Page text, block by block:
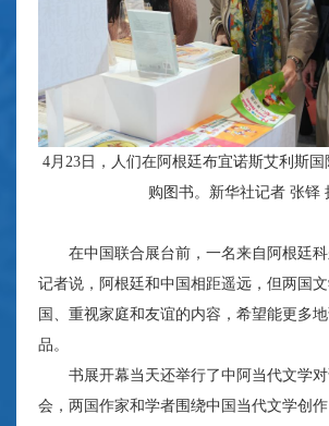
4月23日，人们在阿根廷布宜诺斯艾利斯
购图书。新华社记者 张铎
在中国联合展台前，一名来自阿根廷
记者说，阿根廷和中国相距遥远，但两国
国、重视家庭和友谊的内容，希望能更多
品。
书展开幕当天还举行了中阿当代文学
会，两国作家和学者围绕中国当代文学创